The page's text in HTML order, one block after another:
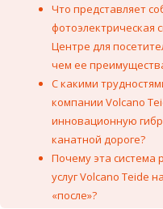
Что представляет
фотоэлектрическая
Центре для
чем ее
С какими
компании Volcano
инновационную
канатной дороге?
Почему эта система
услуг Volcano Teide
«после»?